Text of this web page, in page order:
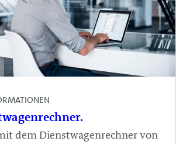
dem Dienstwagenrechner von